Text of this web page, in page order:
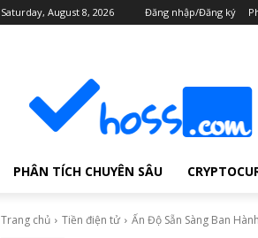
Saturday, August 8, 2026 Đăng nhập/Đăng ký
PHÂN TÍCH CHUYÊN SÂU
Trang chủ Tiền điện tử Ấn Độ Sẵn Sàng Ban